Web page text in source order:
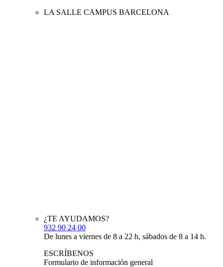
LA SALLE CAMPUS BARCELONA
¿TE AYUDAMOS?
932 90 24 00
De lunes a viernes de 8 a 22 h, sábados de 8 a 14 h.
ESCRÍBENOS
Formulario de información general